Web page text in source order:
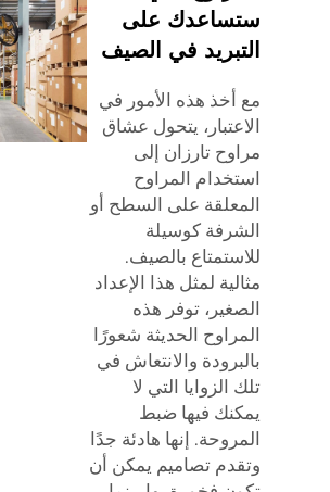
ستساعدك على
التبريد في الصيف
مع أخذ هذه الأمور في
الاعتبار، يتحول عشاق
مراوح تارزان إلى
استخدام المراوح
المعلقة على السطح أو
الشرفة كوسيلة
للاستمتاع بالصيف.
مثالية لمثل هذا الإعداد
الصغير، توفر هذه
المراوح الحديثة شعورًا
بالبرودة والانتعاش في
تلك الزوايا التي لا
يمكنك فيها ضبط
المروحة. إنها هادئة جدًا
وتقدم تصاميم يمكن أن